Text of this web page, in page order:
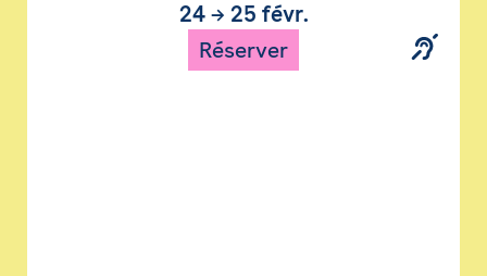
24→ 25 févr.
Réserver